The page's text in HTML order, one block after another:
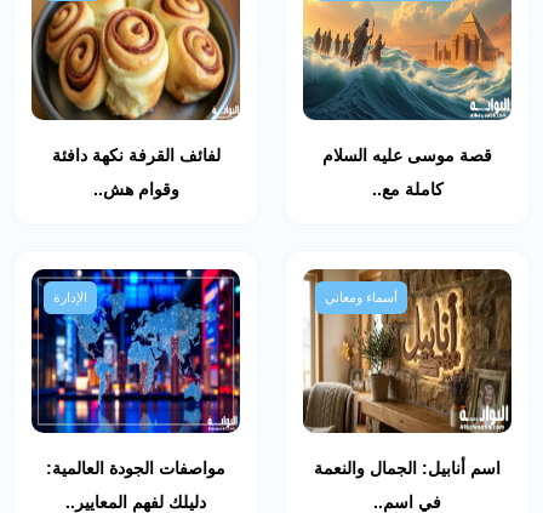
قصة موسى عليه السلام
كاملة مع..
لفائف القرفة نكهة دافئة
وقوام هش..
أسماء ومعاني
اسم أنابيل: الجمال والنعمة
في اسم..
الإدارة
مواصفات الجودة العالمية:
دليلك لفهم المعايير..